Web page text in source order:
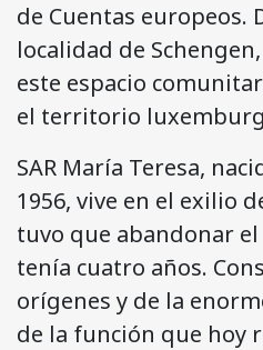
de Cuentas europeos.
localidad de
este espacio
el territorio
SAR María Teresa,
1956, vive en el exilio
tuvo que abandonar
tenía cuatro años.
orígenes y de la
de la función que hoy